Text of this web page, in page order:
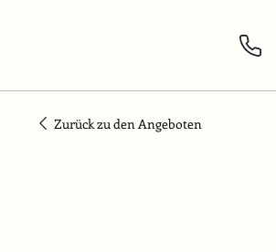
Zurück zu den Angeboten